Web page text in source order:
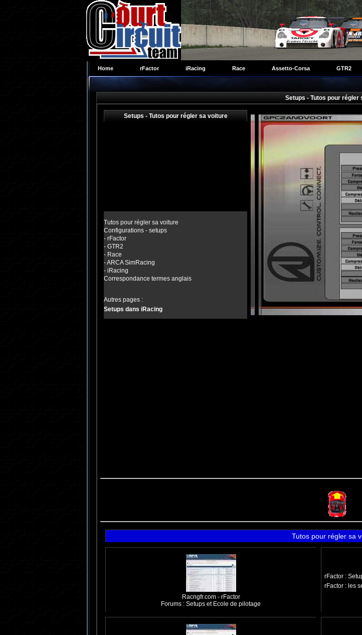
Home rFactor iRacing Race Assetto-Corsa GTR2
Setups - Tutos pour régler
Setups - Tutos pour régler sa voiture
Tutos pour régler sa voiture
Configurations - setups
- rFactor
- GTR2
- Race
-ARCA SimRacing
- iRacing
Correspondance termes anglais
Autres pages :
Setups dans iRacing
Tutos pour régler sa
Racngfr.com - rFactor
Forums : Setups et Ecole de pilotage
rFactor :
rFactor : les